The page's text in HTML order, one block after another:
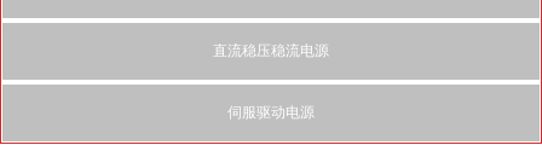
直流稳压稳流电源
伺服驱动电源